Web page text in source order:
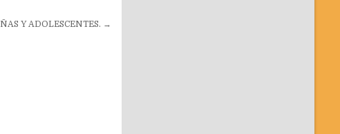
Y ADOLESCENTES. →